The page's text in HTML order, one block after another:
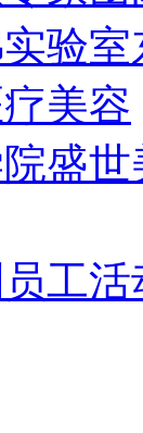
验室
美容
盛世
员工活